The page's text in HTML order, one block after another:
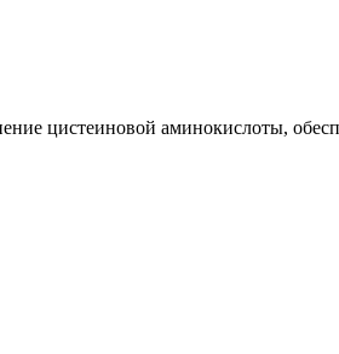
цистеиновой аминокислоты,